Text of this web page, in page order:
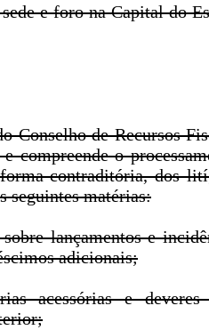
e foro na Capital do
Conselho de Recursos
compreende o
contraditória, dos
seguintes matérias:
lançamentos e
adicionais;
acessórias e deveres